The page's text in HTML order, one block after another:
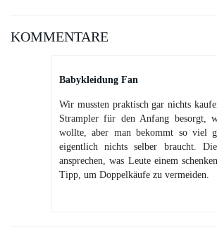
KOMMENTARE
Babykleidung Fan
Wir mussten praktisch gar nichts
Strampler für den Anfang besorgt,
wollte, aber man bekommt so viel
eigentlich nichts selber braucht.
ansprechen, was Leute einem
Tipp, um Doppelkäufe zu vermeiden.